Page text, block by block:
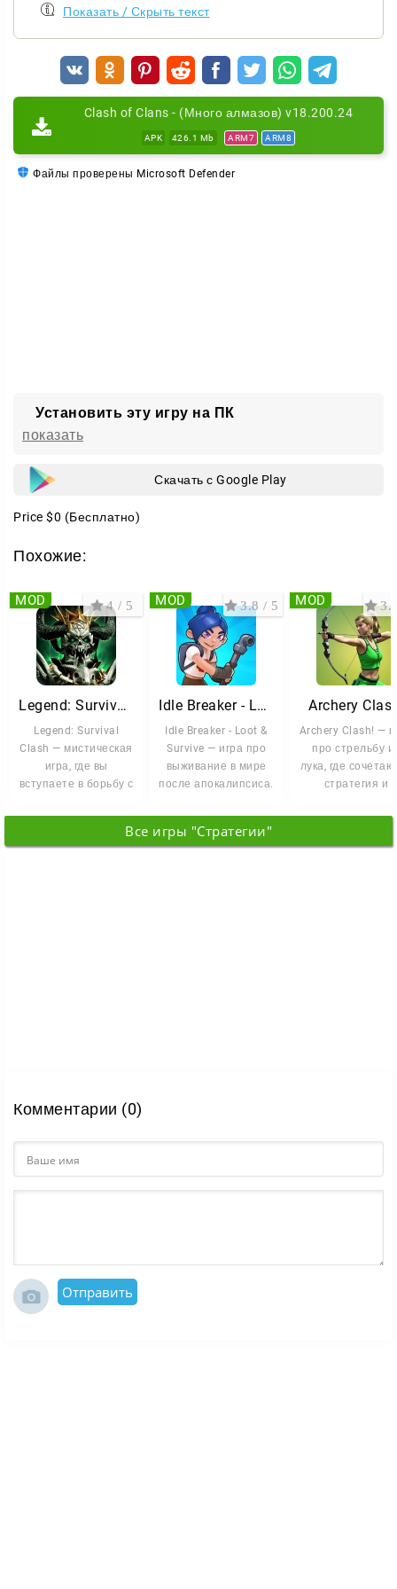
боёв за плечами, тем увереннее вы управляете
войсками и обороной.
Показать / Скрыть текст
Clash of Clans - (Много алмазов) v18.200.24
APK 426.1 Mb ARM7 ARM8
Файлы проверены Microsoft Defender
Установить эту игру на ПК
показать
Скачать с Google Play
Price $0 (Бесплатно)
Похожие:
Legend: Survival Clash
Legend: Survival
Clash — мистическая
игра, где вы
вступаете в борьбу с
силами. В
4 / 5
MOD
Idle Breaker - Loot & Survive
Idle Breaker - Loot &
Survive — игра про
выживание в мире
после апокалипсиса.
3.8 / 5
MOD
Archery
Archery Clash! —
про стрельбу
лука, где
стратегия и
Вы
MOD
Все игры "Стратегии"
Комментарии (0)
Отправить